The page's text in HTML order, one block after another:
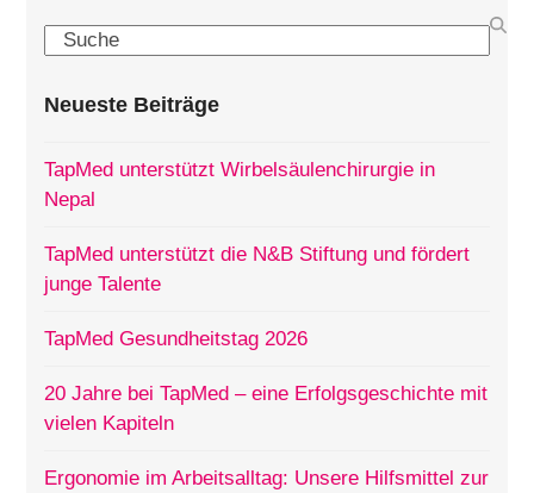
Search
Neueste Beiträge
TapMed unterstützt Wirbelsäulenchirurgie in
Nepal
TapMed unterstützt die N&B Stiftung und fördert
junge Talente
TapMed Gesundheitstag 2026
20 Jahre bei TapMed – eine Erfolgsgeschichte mit
vielen Kapiteln
Ergonomie im Arbeitsalltag: Unsere Hilfsmittel zur